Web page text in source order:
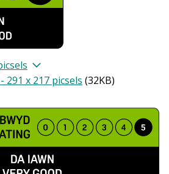
291 x 217 picsels (32KB)